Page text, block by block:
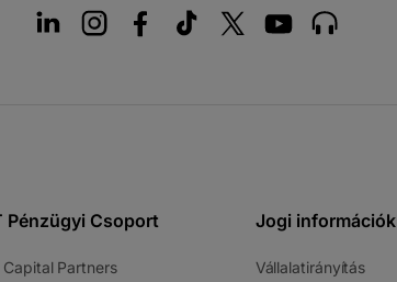
Pénzügyi Csoport
Capital Partners-
Jogi információk
Vállalatirányítás-